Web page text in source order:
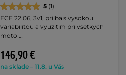
5 (1)
ECE 22.06, 3v1, prilba s vysokou
variabilitou a využitím pri všetkých
moto …
146,90 €
na sklade – 11.8. u Vás